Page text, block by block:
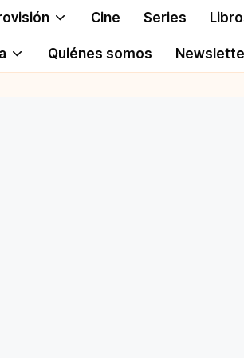
Cine Series
Quiénes somos